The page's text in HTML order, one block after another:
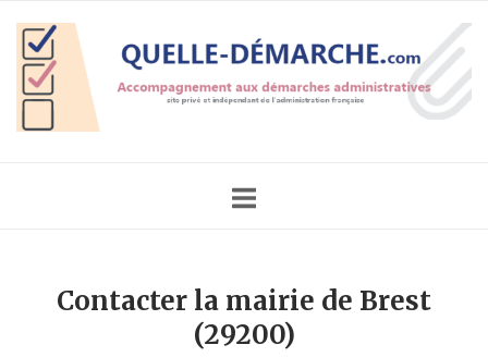
content
Home
Contacter la mairie de Brest
(29200)